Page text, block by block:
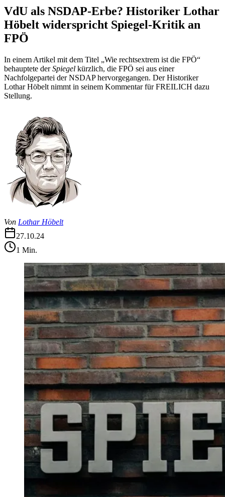
VdU als NSDAP-Erbe? Historiker Lothar
Höbelt widerspricht Spiegel-Kritik an
FPÖ
In einem Artikel mit dem Titel „Wie rechtsextrem ist die FPÖ“
behauptete derSpiegel kürzlich, die FPÖ sei aus einer
Nachfolgepartei der NSDAP hervorgegangen. Der Historiker
Lothar Höbelt nimmt in seinem Kommentar für FREILICH dazu
Stellung.
Von Lothar Höbelt
27.10.24
1 Min.